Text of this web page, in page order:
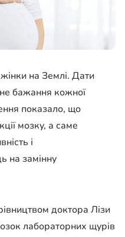
на Землі. Дати
бажання кожної
показало, що
мозку, а саме
і
на замінну
доктора Лізи
лабораторних щурів